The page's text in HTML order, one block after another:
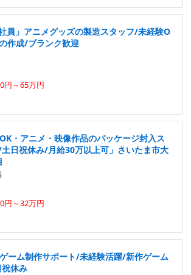
員」アニメグッズの製造スタッフ/未経験O
作成/ブランク歓迎
円～65万円
・アニメ・映像作品のパッケージ封入ス
日祝休み/月給30万以上可」さいたま市大
円～32万円
ゲーム制作サポート/未経験活躍/新作ゲーム
休み